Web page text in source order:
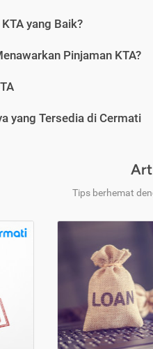
yang Baik?
Pinjaman KTA?
yang Tersedia di Cermati
Tips berhemat